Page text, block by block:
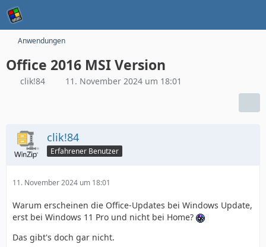
Anwendungen
Office 2016 MSI Version
clik!84 11. November 2024 um 18:01
clik!84
Erfahrener Benutzer
11. November 2024 um 18:01
Warum erscheinen die Office-Updates bei Windows Update,
erst bei Windows 11 Pro und nicht bei Home?
Das gibt's doch gar nicht.